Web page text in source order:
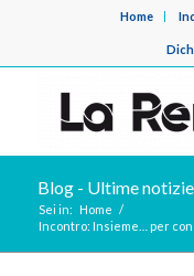
Home
Blog - Ultime notizie
Sei in: Home /
Incontro: Insieme… per